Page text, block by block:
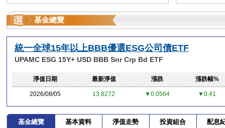
基金總覽
統一全球15年以上BBB優選ESG公司債ETF
UPAMC ESG 15Y+ USD BBB Snr Crp Bd ETF
淨值日期 最新淨值 漲跌 漲跌幅%
2026/08/05 13.8272 ▼0.0564 ▼0.41
基金總覽 基本資料 淨值走勢 投資組合 配息